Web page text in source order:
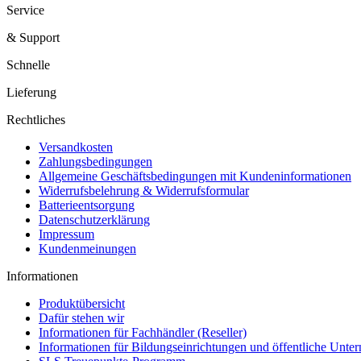
Service
& Support
Schnelle
Lieferung
Rechtliches
Versandkosten
Zahlungsbedingungen
Allgemeine Geschäftsbedingungen mit Kundeninformationen
Widerrufsbelehrung & Widerrufsformular
Batterieentsorgung
Datenschutzerklärung
Impressum
Kundenmeinungen
Informationen
Produktübersicht
Dafür stehen wir
Informationen für Fachhändler (Reseller)
Informationen für Bildungseinrichtungen und öffentliche